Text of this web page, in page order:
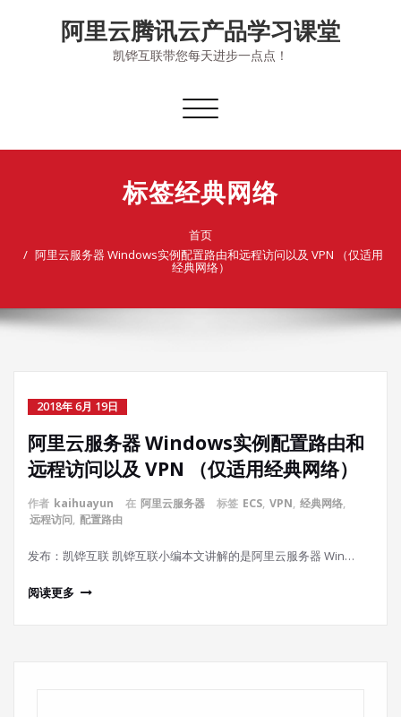
阿里云腾讯云产品学习课堂
凯铧互联带您每天进步一点点！
切
导
标签经典网络
首页
阿里云服务器 Windows实例配置路由和远程访问以及 VPN （仅适用
经典网络）
2018年 6月 19日
阿里云服务器 Windows实例配置路由和
远程访问以及 VPN （仅适用经典网络）
作者 kaihuayun 在 阿里云服务器 标签 ECS, VPN, 经典网络,
远程访问, 配置路由
发布：凯铧互联 凯铧互联小编本文讲解的是阿里云服务器 Win…
阅读更多